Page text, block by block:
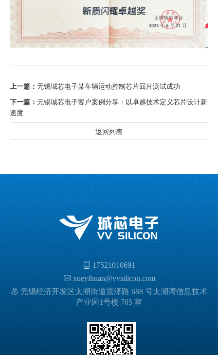
上一篇： 无锡珹芯电子某车辆运动控制芯片回片测试成功
下一篇： 无锡珹芯电子客户案例分享：以卓越技术定义芯片设计新
速度
返回列表
17521010691
xueyihuan@vvsilicon.com
无锡经济开发区太湖街道震泽路 688 号太湖湾信息技术
产业园1号楼 705 室